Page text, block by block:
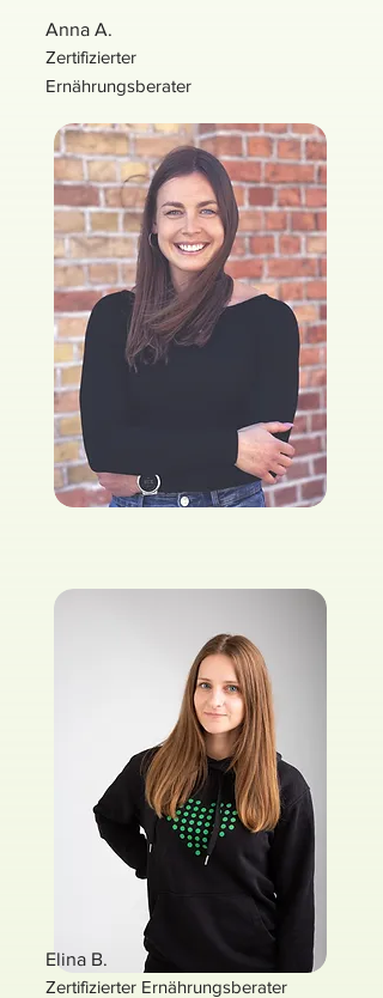
Anna A.
Zertifizierter
Ernährungsberater
Elina B.
Zertifizierter Ernährungsberater